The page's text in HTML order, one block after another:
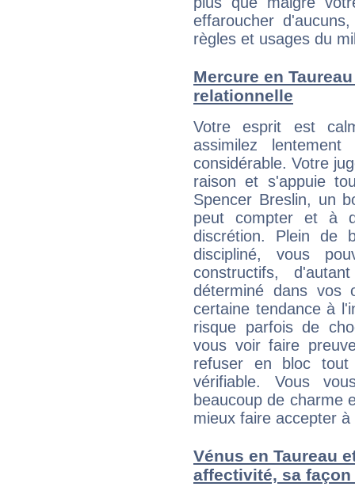
effaroucher
règles et usages du
Mercure en
relationnelle
Votre esprit est
assimilez
considérable. Votre
raison et s'appuie
Spencer Breslin, un
peut compter et à
discrétion. Plein de
discipliné, vous
constructifs,
déterminé dans vos
certaine tendance à
risque parfois de
vous voir faire
refuser en bloc
vérifiable. Vous
beaucoup de charme
mieux faire accepter
Vénus en Taureau
affectivité, sa